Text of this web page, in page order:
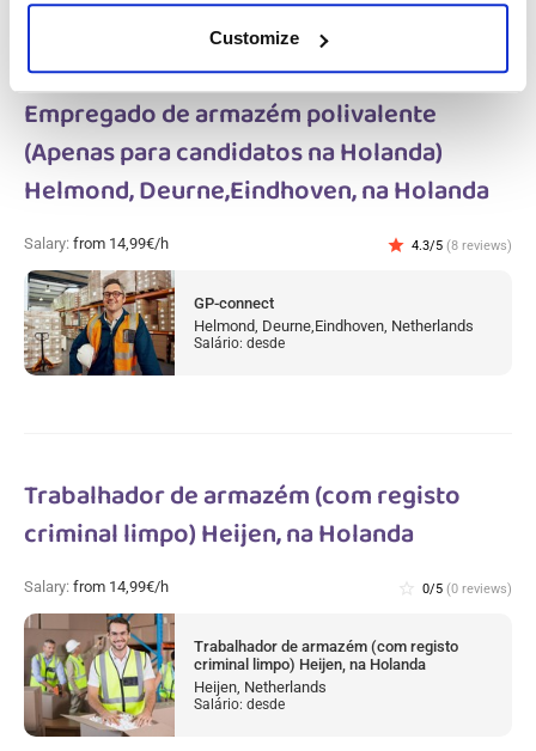
Customize
Empregado de armazém polivalente
(Apenas para candidatos na Holanda)
Helmond, Deurne,Eindhoven, na Holanda
Salary: from 14,99€/h star 4.3/5 (8 reviews)
GP-connect
Helmond, Deurne,Eindhoven, Netherlands
Salário: desde
Trabalhador de armazém (com registo
criminal limpo) Heijen, na Holanda
Salary: from 14,99€/h star_border 0/5 (0 reviews)
Trabalhador de armazém (com registo
criminal limpo) Heijen, na Holanda
Heijen, Netherlands
Salário: desde